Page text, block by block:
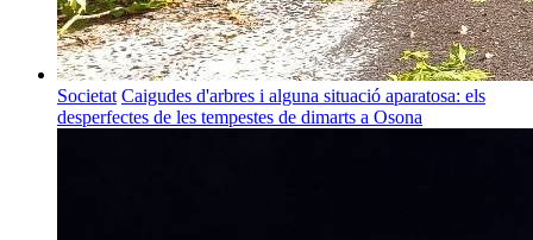
Societat Caigudes d'arbres i alguna situació aparatosa: els
desperfectes de les tempestes de dimarts a Osona